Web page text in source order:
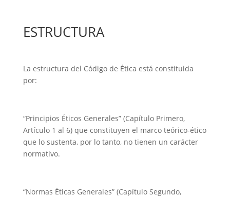
ESTRUCTURA
La estructura del Código de Ética está constituida
por:
“Principios Éticos Generales” (Capítulo Primero,
Artículo 1 al 6) que constituyen el marco teórico-ético
que lo sustenta, por lo tanto, no tienen un carácter
normativo.
“Normas Éticas Generales” (Capítulo Segundo,